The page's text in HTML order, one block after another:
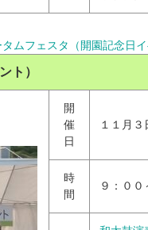
タムフェスタ（開園記念日イ
ト）
開
催
日
１１月
時
間
９：００